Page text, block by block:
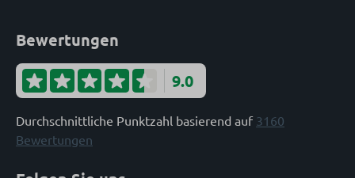
Bewertungen
9.0
Durchschnittliche Punktzahl basierend auf 3160
Bewertungen